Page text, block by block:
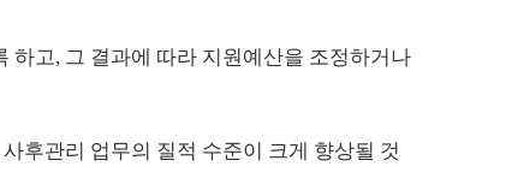
하고, 그 결과에 따라 지원예산을 조정하거나
후관리 업무의 질적 수준이 크게 향상될 것